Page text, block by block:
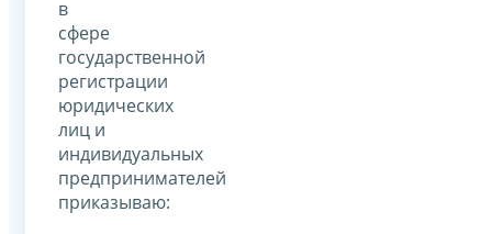
в
сфере
государственной
регистрации
юридических
лиц и
индивидуальных
предпринимателей
приказываю: